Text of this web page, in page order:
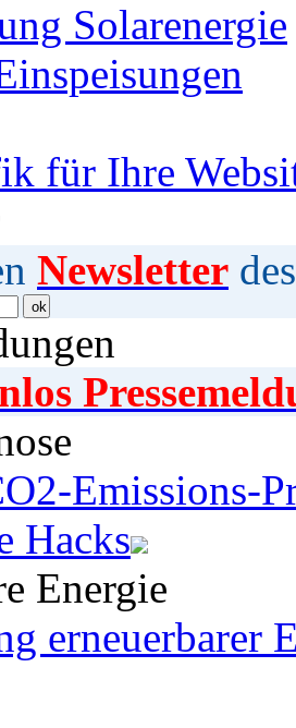
Solarenergie
für Ihre
Newsletter
Emissions-
Hacks
Energie
erneuerbarer